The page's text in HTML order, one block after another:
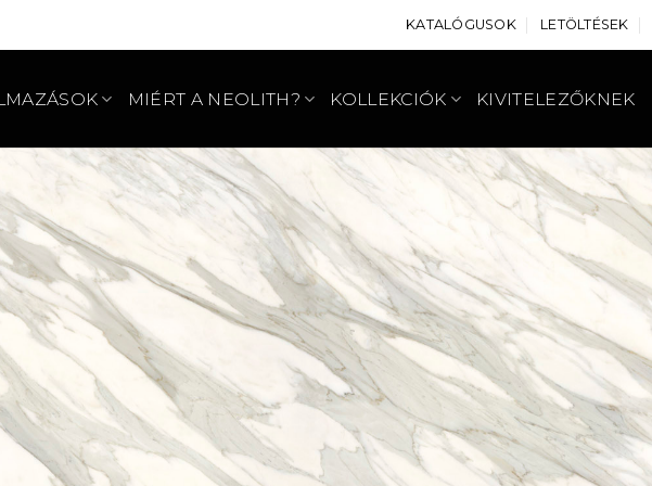
KATALÓGUSOK LETÖLTÉSEK
MIÉRT A NEOLITH? KOLLEKCIÓK KIVITELEZŐKNEK